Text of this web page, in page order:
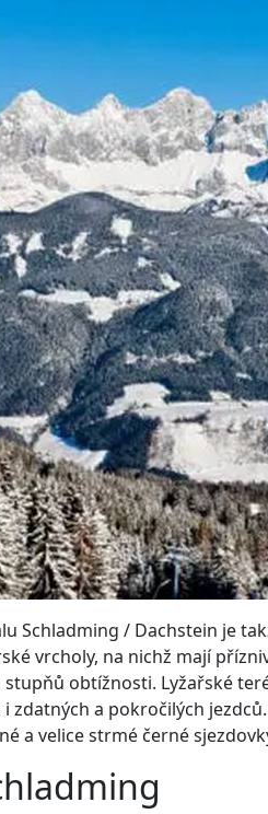
Schladming / Dachstein je
vrcholy, na nichž mají
stupňů obtížnosti. Lyžařské
zdatných a pokročilých
a velice strmé černé